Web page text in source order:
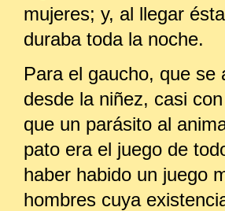
mujeres; y, al llegar
duraba toda la noche.
Para el gaucho, que se
desde la niñez, casi
que un parásito al
pato era el juego de
haber habido un juego
hombres cuya